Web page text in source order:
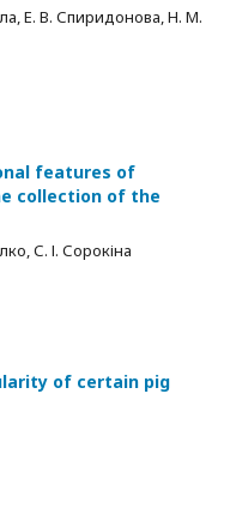
Е. В. Спиридонова, Н. М.
features of
collection of the
С. І. Сорокіна
of certain pig